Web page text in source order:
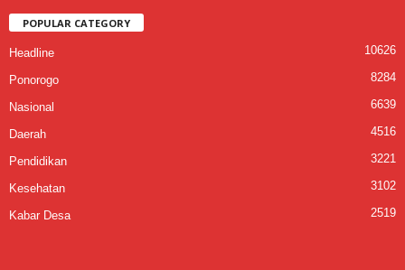
POPULAR CATEGORY
Headline 10626
Ponorogo 8284
Nasional 6639
Daerah 4516
Pendidikan 3221
Kesehatan 3102
Kabar Desa 2519